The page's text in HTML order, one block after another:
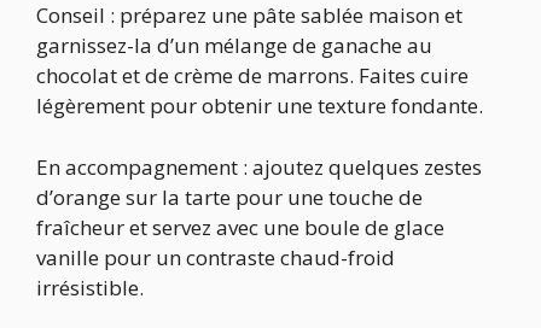
Conseil : préparez une pâte sablée maison et
garnissez-la d’un mélange de ganache au
chocolat et de crème de marrons. Faites cuire
légèrement pour obtenir une texture fondante.
En accompagnement : ajoutez quelques zestes
d’orange sur la tarte pour une touche de
fraîcheur et servez avec une boule de glace
vanille pour un contraste chaud-froid
irrésistible.